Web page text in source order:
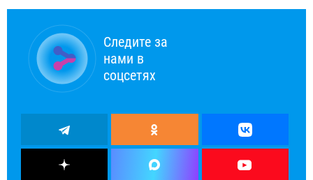
Следите за
нами в
соцсетях